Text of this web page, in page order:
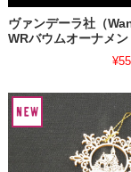
ヴァンデーラ社（
WRバウムオーナメ